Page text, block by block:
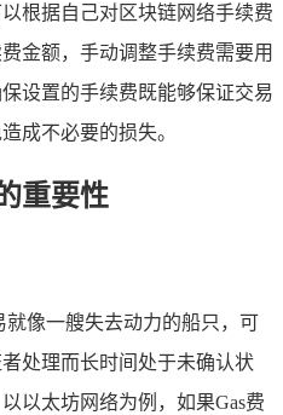
根据自己对区块链网络手续费
金额，手动调整手续费需要用
设置的手续费既能够保证交易
成不必要的损失。
重要性
像一艘失去动力的船只，可
处理而长时间处于未确认状
以太坊网络为例，如果Gas费